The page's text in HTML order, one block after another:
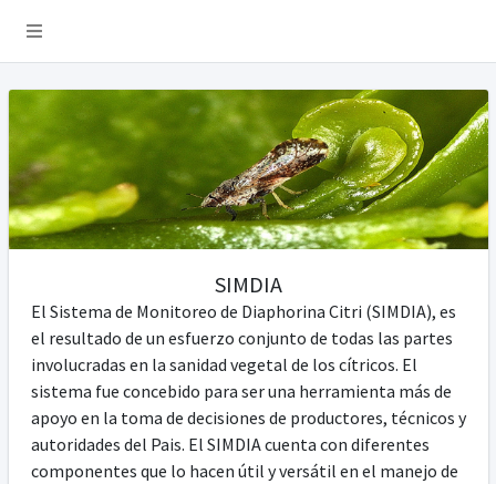
SIMDIA
El Sistema de Monitoreo de Diaphorina Citri (SIMDIA), es
el resultado de un esfuerzo conjunto de todas las partes
involucradas en la sanidad vegetal de los cítricos. El
sistema fue concebido para ser una herramienta más de
apoyo en la toma de decisiones de productores, técnicos y
autoridades del Pais. El SIMDIA cuenta con diferentes
componentes que lo hacen útil y versátil en el manejo de